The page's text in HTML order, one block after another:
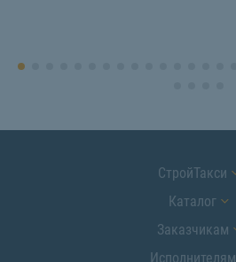
СтройТакси
Каталог
Заказчикам
Исполнителям